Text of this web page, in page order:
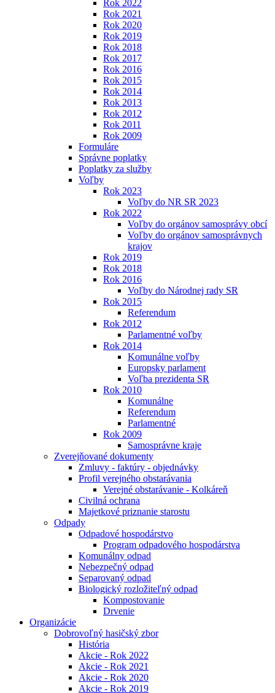
Rok 2022
Rok 2021
Rok 2020
Rok 2019
Rok 2018
Rok 2017
Rok 2016
Rok 2015
Rok 2014
Rok 2013
Rok 2012
Rok 2011
Rok 2009
Formuláre
Správne poplatky
Poplatky za služby
Voľby
Rok 2023
Voľby do NR SR 2023
Rok 2022
Voľby do orgánov samosprávy obcí
Voľby do orgánov samosprávnych
krajov
Rok 2019
Rok 2018
Rok 2016
Voľby do Národnej rady SR
Rok 2015
Referendum
Rok 2012
Parlamentné voľby
Rok 2014
Komunálne voľby
Europsky parlament
Voľba prezidenta SR
Rok 2010
Komunálne
Referendum
Parlamentné
Rok 2009
Samosprávne kraje
Zverejňované dokumenty
Zmluvy - faktúry - objednávky
Profil verejného obstarávania
Verejné obstarávanie - Kolkáreň
Civilná ochrana
Majetkové priznanie starostu
Odpady
Odpadové hospodárstvo
Program odpadového hospodárstva
Komunálny odpad
Nebezpečný odpad
Separovaný odpad
Biologický rozložiteľný odpad
Kompostovanie
Drvenie
Organizácie
Dobrovoľný hasičský zbor
História
Akcie - Rok 2022
Akcie - Rok 2021
Akcie - Rok 2020
Akcie - Rok 2019